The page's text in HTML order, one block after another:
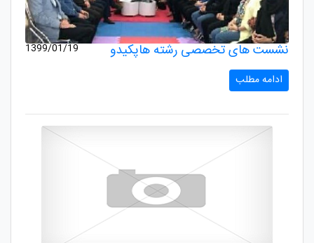
نشست های تخصصی رشته هاپکیدو 1399/01/19
ادامه مطلب